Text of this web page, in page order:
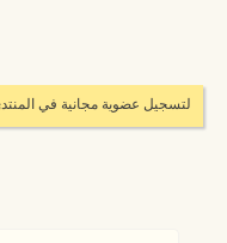
لتسجيل عضوية مجانية في